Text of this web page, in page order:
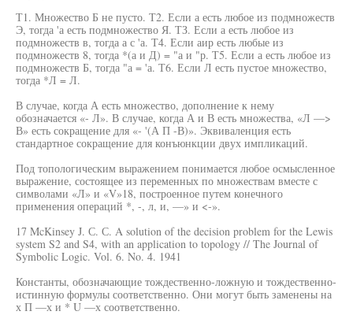
Т1. Множество Б не пусто. Т2. Если а есть любое из подмножеств
Э, тогда 'а есть подмножество Я. ТЗ. Если а есть любое из
подмножеств в, тогда а с 'а. Т4. Если аир есть любые из
подмножеств 8, тогда *(а и Д) = "а и "р. Т5. Если а есть любое из
подмножеств Б, тогда "а = 'а. Т6. Если Л есть пустое множество,
тогда *Л = Л.
В случае, когда А есть множество, дополнение к нему
обозначается «- Л». В случае, когда А и В есть множества, «Л —>
В» есть сокращение для «- '(А П -В)». Эквиваленция есть
стандартное сокращение для конъюнкции двух импликаций.
Под топологическим выражением понимается любое осмысленное
выражение, состоящее из переменных по множествам вместе с
символами «Л» и «V»18, построенное путем конечного
применения операций *, -, л, и, —» и <-».
17 McKinsey J. С. С. A solution of the decision problem for the Lewis
system S2 and S4, with an application to topology // The Journal of
Symbolic Logic. Vol. 6. No. 4. 1941
Константы, обозначающие тождественно-ложную и тождественно-
истинную формулы соответственно. Они могут быть заменены на
х П —х и * U —х соответственно.